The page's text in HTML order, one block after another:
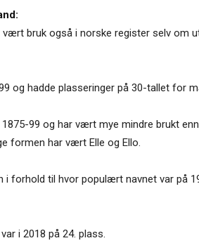
bruk også i norske register selv om
og hadde plasseringer på 30-tallet for
99 og har vært mye mindre brukt
formen har vært Elle og Ello.
i forhold til hvor populært navnet var på
i 2018 på 24. plass.